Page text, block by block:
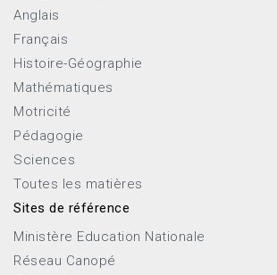
Anglais
Français
Histoire-Géographie
Mathématiques
Motricité
Pédagogie
Sciences
Toutes les matières
Sites de référence
Ministère Education Nationale
Réseau Canopé